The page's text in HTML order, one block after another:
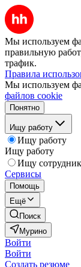
Мы используем
правильную
трафик.
Правила
Мы используем
файлов cookie
Понятно
Ищу работу
Ищу работу
Ищу работу
Ищу
Сервисы
Помощь
Ещё
Поиск
Мурино
Войти
Войти
Создать резюме